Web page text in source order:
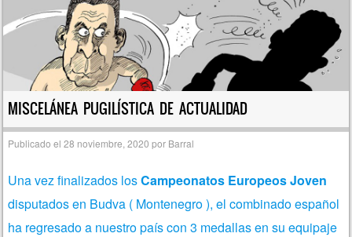
MISCELÁNEA PUGILÍSTICA DE ACTUALIDAD
Publicado el28 noviembre, 2020 por Barral
Una vez finalizados losCampeonatos Europeos Joven
disputados en Budva ( Montenegro ), el combinado español
ha regresado a nuestro país con 3 medallas en su equipaje